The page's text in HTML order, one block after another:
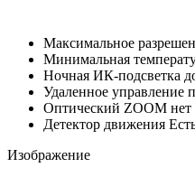
Максимальное
Минимальная
Ночная ИК-подсветка
Удаленное управление
Оптический ZOOM нет
Детектор движения
Изображение